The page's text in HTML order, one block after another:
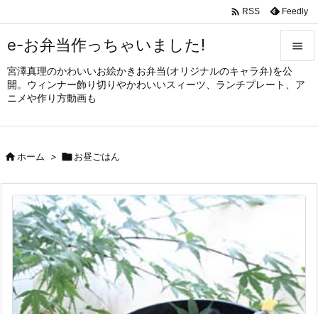
e-お弁当作っちゃいました!
宮澤真理のかわいいお絵かきお弁当(オリジナルのキャラ弁)を公
開。ウィンナー飾り切りやかわいいスィーツ、ランチプレート、ア
ニメや作り方動画も


メニュ
サイド

次へ
 RSS Feedly
ホーム > お昼ごはん